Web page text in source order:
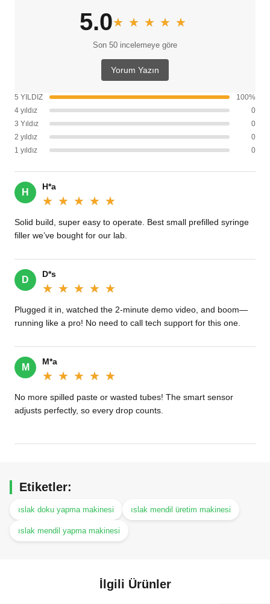
5.0★★★★★
★★★★★
Son 50 incelemeye göre
Yorum Yazın
5 YILDIZ
100%
4 yıldız
0
3 Yıldız
0
2 yıldız
0
1 yıldız
0
H
H*a
★★★★★
★★★★★
Solid build, super easy to operate. Best small prefilled syringe
filler we’ve bought for our lab.
D
D*s
★★★★★
★★★★★
Plugged it in, watched the 2-minute demo video, and boom—
running like a pro! No need to call tech support for this one.
M
M*a
★★★★★
★★★★★
No more spilled paste or wasted tubes! The smart sensor
adjusts perfectly, so every drop counts.
Etiketler:
ıslak doku yapma makinesi ıslak mendil üretim makinesi
ıslak mendil yapma makinesi
İlgili Ürünler